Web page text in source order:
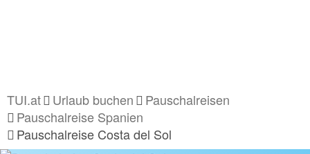
TUI.at Urlaub buchen
Pauschalreisen
Pauschalreise Spanien
Pauschalreise Costa del Sol